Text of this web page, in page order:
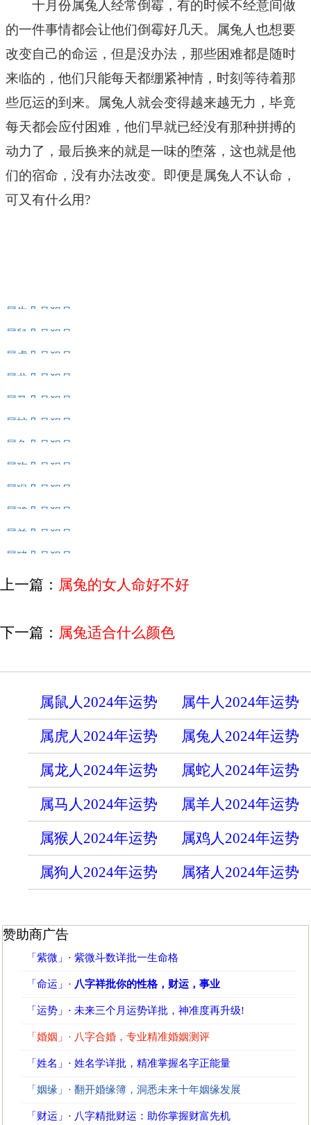
十月份属兔人经常倒霉，有的时候不经意间做
的一件事情都会让他们倒霉好几天。属兔人也想要
改变自己的命运，但是没办法，那些困难都是随时
来临的，他们只能每天都绷紧神情，时刻等待着那
些厄运的到来。属兔人就会变得越来越无力，毕竟
每天都会应付困难，他们早就已经没有那种拼搏的
动力了，最后换来的就是一味的堕落，这也就是他
们的宿命，没有办法改变。即便是属兔人不认命，
可又有什么用?
属牛几月犯月
属鼠几月犯月
属虎几月犯月
属龙几月犯月
属马几月犯月
属蛇几月犯月
属兔几月犯月
属狗几月犯月
属猴几月犯月
属鸡几月犯月
属羊几月犯月
属猪几月犯月
上一篇： 属兔的女人命好不好
下一篇： 属兔适合什么颜色
属鼠人2024年运势 属牛人2024年运势
属虎人2024年运势 属兔人2024年运势
属龙人2024年运势 属蛇人2024年运势
属马人2024年运势 属羊人2024年运势
属猴人2024年运势 属鸡人2024年运势
属狗人2024年运势 属猪人2024年运势
赞助商广告
「紫微」· 紫微斗数详批一生命格
「命运」· 八字祥批你的性格，财运，事业
「运势」· 未来三个月运势详批，神准度再升级!
「婚姻」· 八字合婚，专业精准婚姻测评
「姓名」· 姓名学详批，精准掌握名字正能量
「姻缘」· 翻开婚缘簿，洞悉未来十年姻缘发展
「财运」· 八字精批财运：助你掌握财富先机